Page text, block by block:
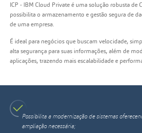
ICP - IBM Cloud Private é uma solução robusta de
possibilitao armazenamento e gestão segura de
de uma empresa.
É ideal para negócios que buscam velocidade,
alta segurança para suas informações, além de
aplicações, trazendo mais escalabilidade e
Possibilita a modernização de sistemas
ampliação necessária;